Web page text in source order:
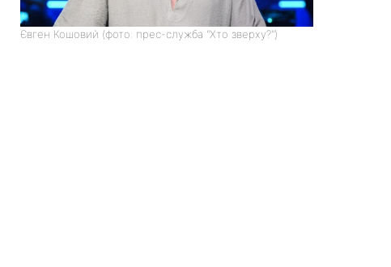
Євген Кошовий (фото: прес-служба "Хто зверху?")